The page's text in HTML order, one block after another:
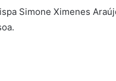
Simone Ximenes